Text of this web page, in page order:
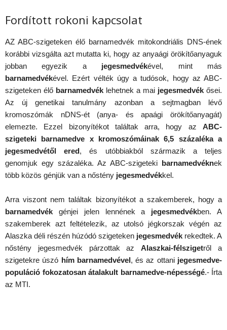
Fordított rokoni kapcsolat
AZ ABC-szigeteken élő barnamedvék mitokondriális DNS-ének
korábbi vizsgálta azt mutatta ki, hogy az anyaági örökítőanyaguk
jobban egyezik ajegesmedvékével, mint más
barnamedvékével. Ezért vélték úgy a tudósok, hogy az ABC-
szigeteken élő barnamedvék lehetnek a mai jegesmedvék ősei.
Az új genetikai tanulmány azonban a sejtmagban lévő
kromoszómák nDNS-ét (anya- és apaági örökítőanyagát)
elemezte. Ezzel bizonyítékot találtak arra, hogy az ABC-
szigeteki barnamedve x kromoszómáinak 6,5 százaléka a
jegesmedvétől ered, és utóbbiakból származik a teljes
genomjuk egy százaléka. Az ABC-szigeteki barnamedvéknek
több közös génjük van a nőstény jegesmedvékkel.
Arra viszont nem találtak bizonyítékot a szakemberek, hogy a
barnamedvék génjei jelen lennének a jegesmedvékben. A
szakemberek azt feltételezik, az utolsó jégkorszak végén az
Alaszka déli részén húzódó szigeteken jegesmedvék rekedtek. A
nőstény jegesmedvék párzottak azAlaszkai-félszigetről a
szigetekre úszó hím barnamedvével, és az ottani jegesmedve-
populáció fokozatosan átalakult barnamedve-népességé.- Írta
az MTI.